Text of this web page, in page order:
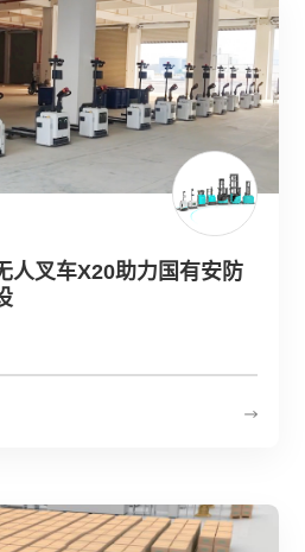
人叉车X20助力国有安防